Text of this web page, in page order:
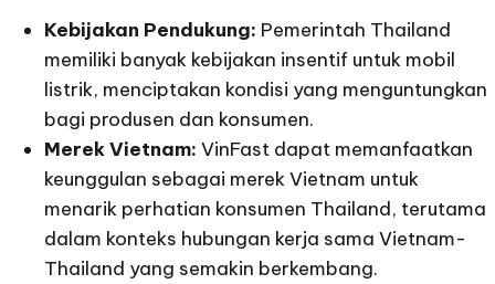
Kebijakan Pendukung: Pemerintah Thailand
memiliki banyak kebijakan insentif untuk mobil
listrik, menciptakan kondisi yang menguntungkan
bagi produsen dan konsumen.
Merek Vietnam: VinFast dapat memanfaatkan
keunggulan sebagai merek Vietnam untuk
menarik perhatian konsumen Thailand, terutama
dalam konteks hubungan kerja sama Vietnam-
Thailand yang semakin berkembang.